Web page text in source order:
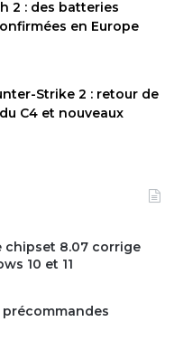
2 : des batteries
en Europe
Strike 2 : retour de
C4 et nouveaux
chipset 8.07 corrige
10 et 11
précommandes